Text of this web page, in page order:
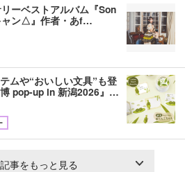
ーベストアルバム『Son
ャン△』作者・あf…
ムや“おいしい文具”も登
pop-up in 新潟2026』…
事をもっと見る